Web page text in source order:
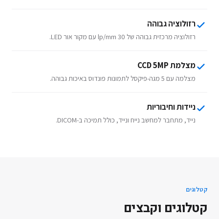
רזולוציה גבוהה
רזולוציה מרכזית גבוהה של 30 lp/mm עם מקור אור LED.
מצלמת CCD 5MP
מצלמה עם 5 מגה-פיקסל לתמונות פונדוס באיכות גבוהה.
ניידות וחיבוריות
נייד, מתחבר למחשב נייח ונייד, כולל תמיכה ב-DICOM.
קטלוגים
קטלוגים וקבצים